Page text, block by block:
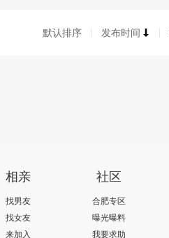
默认排序 发布时间
相亲
找男友
找女友
来加入
社区
合肥专区
曝光曝料
我要求助